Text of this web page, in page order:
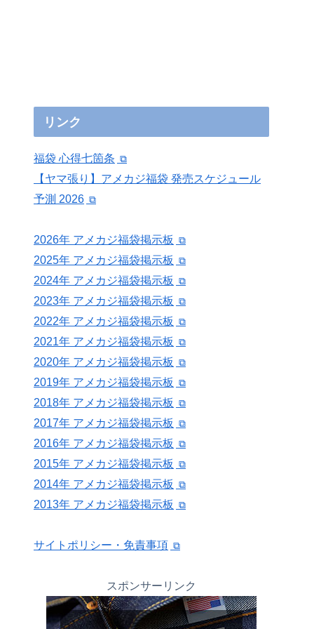
リンク
福袋 心得七箇条
【ヤマ張り】アメカジ福袋 発売スケジュール
予測 2026
2026年 アメカジ福袋掲示板
2025年 アメカジ福袋掲示板
2024年 アメカジ福袋掲示板
2023年 アメカジ福袋掲示板
2022年 アメカジ福袋掲示板
2021年 アメカジ福袋掲示板
2020年 アメカジ福袋掲示板
2019年 アメカジ福袋掲示板
2018年 アメカジ福袋掲示板
2017年 アメカジ福袋掲示板
2016年 アメカジ福袋掲示板
2015年 アメカジ福袋掲示板
2014年 アメカジ福袋掲示板
2013年 アメカジ福袋掲示板
サイトポリシー・免責事項
スポンサーリンク